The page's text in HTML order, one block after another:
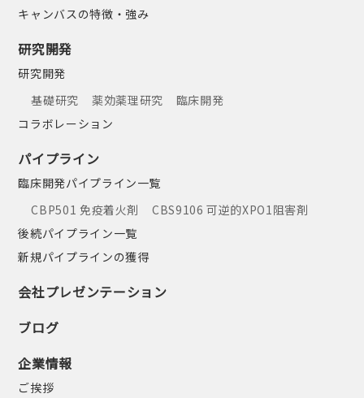
キャンバスの特徴・強み
研究開発
研究開発
基礎研究
薬効薬理研究
臨床開発
コラボレーション
パイプライン
臨床開発パイプライン一覧
CBP501 免疫着火剤
CBS9106 可逆的XPO1阻害剤
後続パイプライン一覧
新規パイプラインの獲得
会社プレゼンテーション
ブログ
企業情報
ご挨拶